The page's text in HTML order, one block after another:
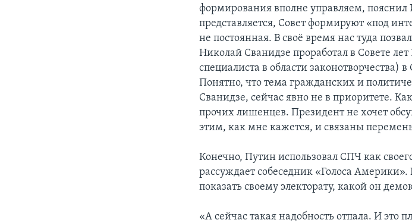
формирования вполне управляем,
представляется, Совет формируют «под
не постоянная. В своё время нас туда
Николай Сванидзе проработал в Совете
специалиста в области законотворчества)
Понятно, что тема гражданских и
Сванидзе, сейчас явно не в приоритете.
прочих лишенцев. Президент не хочет
этим, как мне кажется, и связаны
Конечно, Путин использовал СПЧ как
рассуждает собеседник «Голоса Америки».
показать своему электорату, какой он
«А сейчас такая надобность отпала. И